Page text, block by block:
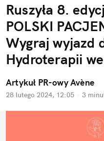
Ruszyła 8.
POLSKI
Wygraj wyjazd
Hydroterapii
Artykuł PR-owy Avène
28 lutego 2024, 12:05 · 3